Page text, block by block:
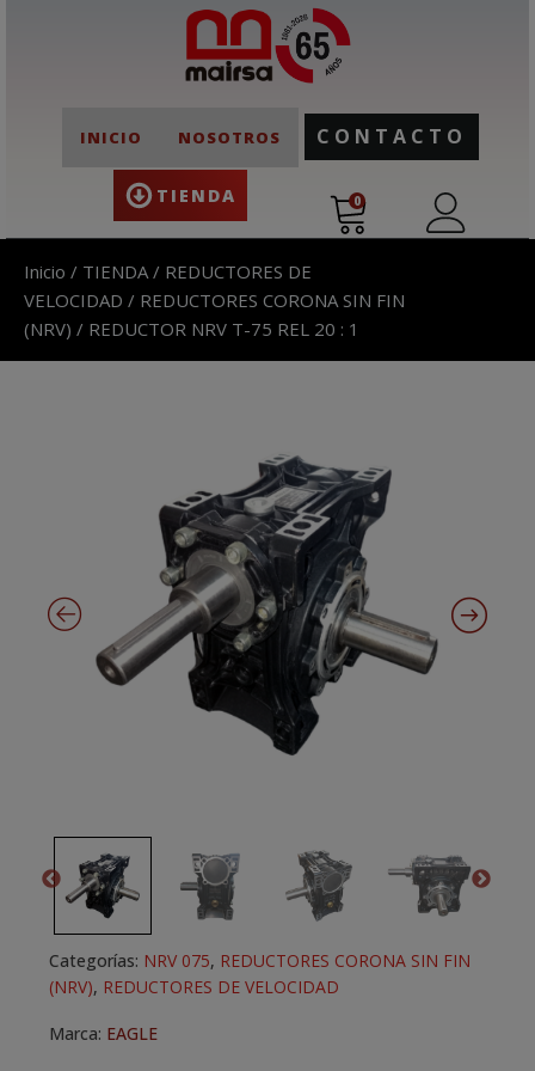
INICIO NOSOTROS
TIENDA
CONTACTO
0
Inicio / TIENDA / REDUCTORES DE
VELOCIDAD / REDUCTORES CORONA SIN FIN
(NRV) / REDUCTOR NRV T-75 REL 20 : 1
Categorías: NRV 075, REDUCTORES CORONA SIN FIN
(NRV), REDUCTORES DE VELOCIDAD
Marca: EAGLE